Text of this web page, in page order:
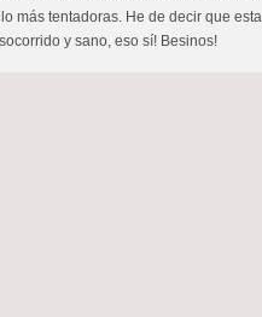
más tentadoras. He de decir que
y sano, eso sí! Besinos!